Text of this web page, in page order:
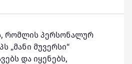
რომლის პერსონალურ
„მანი მუვერსი“
და იყენებს,